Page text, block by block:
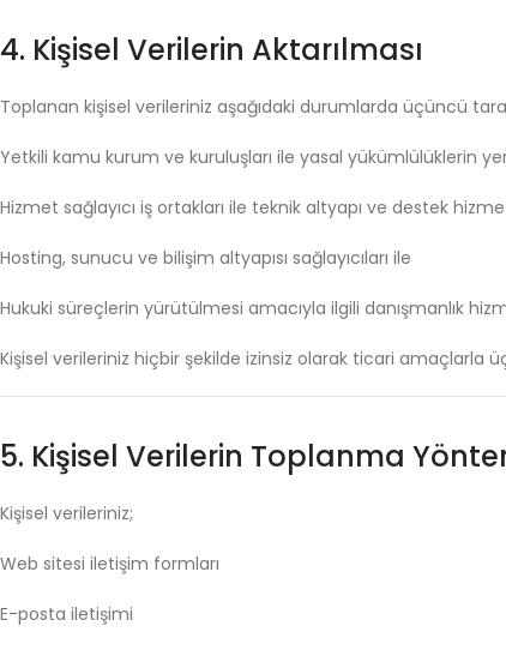
4. Kişisel Verilerin Aktarılması
Toplanan kişisel verileriniz aşağıdaki durumlarda üçüncü
Yetkili kamu kurum ve kuruluşları ile yasal yükümlülüklerin
Hizmet sağlayıcı iş ortakları ile teknik altyapı ve destek
Hosting, sunucu ve bilişim altyapısı sağlayıcıları ile
Hukuki süreçlerin yürütülmesi amacıyla ilgili danışmanlık
Kişisel verileriniz hiçbir şekilde izinsiz olarak ticari amaçlarla
5. Kişisel Verilerin Toplanma
Kişisel verileriniz;
Web sitesi iletişim formları
E-posta iletişimi